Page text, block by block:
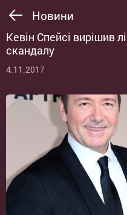
Новини
Кевін Спейсі вирішив
скандалу
4.11.2017